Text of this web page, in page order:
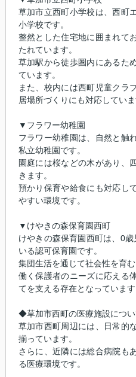
草加市立西町小学校は、西町
小学校です。
整然とした住宅地に囲まれて
たれています。
草加駅から徒歩圏内にあるた
ています。
また、校内には西町児童クラ
居場所づくりにも対応していま
▼フラワー幼稚園
フラワー幼稚園は、自然と触
私立幼稚園です。
園庭には桜などの木があり、
きます。
預かり保育や給食にも対応し
やすい環境です。
▼けやきの森保育園西町
けやきの森保育園西町は、0
いる認可保育園です。
集団生活を通じて社会性を育
働く保護者のニーズに応える
てを支える存在となっています
◆草加市西町の医療施設につ
草加市西町周辺には、日常的
揃っています。
さらに、近隣には総合病院も
る医療環境です。